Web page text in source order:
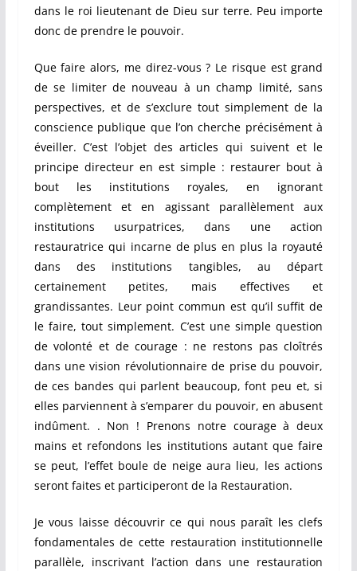
dans le roi lieutenant de Dieu sur terre. Peu importe
donc de prendre le pouvoir.
Que faire alors, me direz-vous ? Le risque est grand
de se limiter de nouveau à un champ limité, sans
perspectives, et de s’exclure tout simplement de la
conscience publique que l’on cherche précisément à
éveiller. C’est l’objet des articles qui suivent et le
principe directeur en est simple : restaurer bout à
bout les institutions royales, en ignorant
complètement et en agissant parallèlement aux
institutions usurpatrices, dans une action
restauratrice qui incarne de plus en plus la royauté
dans des institutions tangibles, au départ
certainement petites, mais effectives et
grandissantes. Leur point commun est qu’il suffit de
le faire, tout simplement. C’est une simple question
de volonté et de courage : ne restons pas cloîtrés
dans une vision révolutionnaire de prise du pouvoir,
de ces bandes qui parlent beaucoup, font peu et, si
elles parviennent à s’emparer du pouvoir, en abusent
indûment. . Non ! Prenons notre courage à deux
mains et refondons les institutions autant que faire
se peut, l’effet boule de neige aura lieu, les actions
seront faites et participeront de la Restauration.
Je vous laisse découvrir ce qui nous paraît les clefs
fondamentales de cette restauration institutionnelle
parallèle, inscrivant l’action dans une restauration